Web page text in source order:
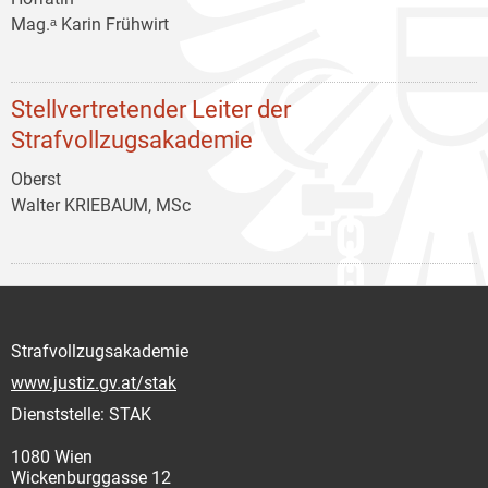
Mag.ᵃ Karin Frühwirt
Stellvertretender Leiter der
Strafvollzugsakademie
Oberst
Walter KRIEBAUM, MSc
Strafvollzugsakademie
www.justiz.gv.at/stak
Dienststelle: STAK
1080 Wien
Wickenburggasse 12